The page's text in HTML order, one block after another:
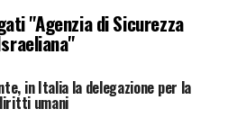
"Agenzia di Sicurezza
in Italia la delegazione per la
umani